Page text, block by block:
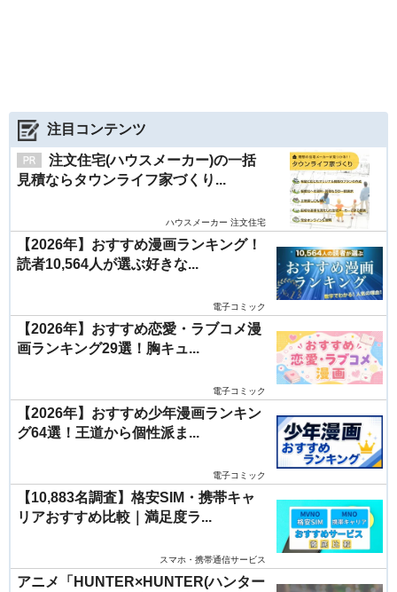
注目コンテンツ
注文住宅(ハウスメーカー)の一括
見積ならタウンライフ家づくり...
ハウスメーカー 注文住宅
【2026年】おすすめ漫画ランキング！
読者10,564人が選ぶ好きな...
電子コミック
【2026年】おすすめ恋愛・ラブコメ漫
画ランキング29選！胸キュ...
電子コミック
【2026年】おすすめ少年漫画ランキン
グ64選！王道から個性派ま...
電子コミック
【10,883名調査】格安SIM・携帯キャ
リアおすすめ比較｜満足度ラ...
スマホ・携帯通信サービス
アニメ「HUNTER×HUNTER(ハンター